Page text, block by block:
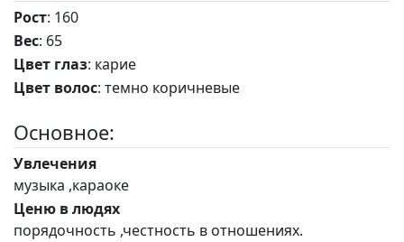
Рост: 160
Вес: 65
Цвет глаз: карие
Цвет волос: темно коричневые
Основное:
Увлечения
музыка ,караоке
Ценю в людях
порядочность ,честность в отношениях.